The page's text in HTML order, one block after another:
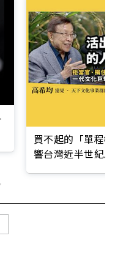
買不起的「單程
響台灣近半世紀